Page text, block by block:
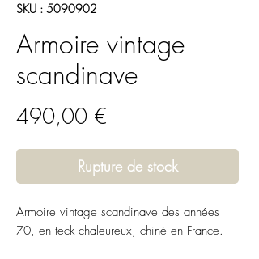
SKU : 5090902
Armoire vintage
scandinave
490,00 €
Rupture de stock
Armoire vintage scandinave des années
70, en teck chaleureux, chiné en France.